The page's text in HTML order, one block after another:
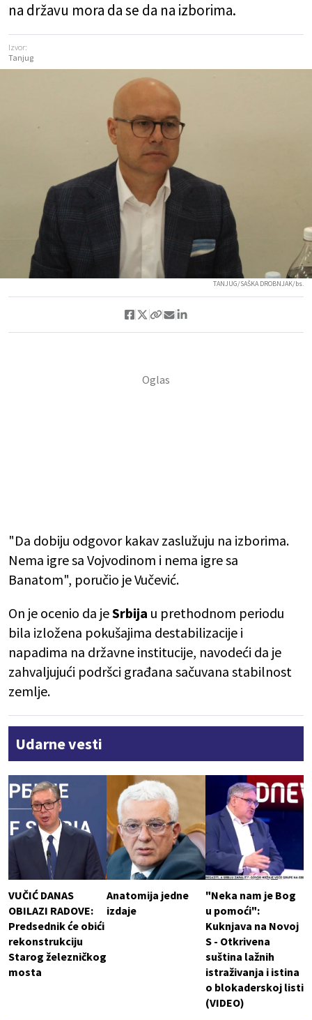
na državu mora da se da na izborima.
Izvor:
Tanjug
TANJUG/SAŠKA DROBNJAK/bs.
"Da dobiju odgovor kakav zaslužuju na izborima.
Nema igre sa Vojvodinom i nema igre sa
Banatom", poručio je Vučević.
On je ocenio da jeSrbija u prethodnom periodu
bila izložena pokušajima destabilizacije i
napadima na državne institucije, navodeći da je
zahvaljujući podršci građana sačuvana stabilnost
zemlje.
Udarne vesti
VUČIĆ DANAS
OBILAZI RADOVE:
Predsednik će obići
rekonstrukciju
Starog železničkog
mosta
Anatomija jedne
izdaje
"Neka nam je Bog
u pomoći":
Kuknjava na Novoj
S - Otkrivena
suština lažnih
istraživanja i istina
o blokaderskoj listi
(VIDEO)